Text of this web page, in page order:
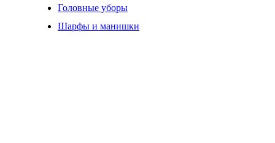
Головные уборы
Шарфы и манишки